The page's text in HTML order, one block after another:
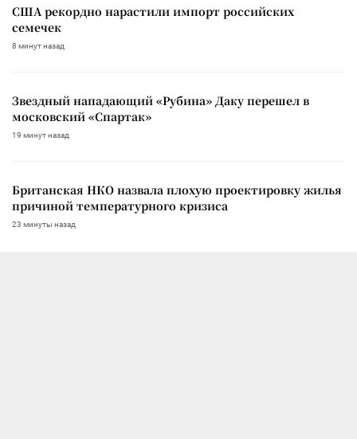
США рекордно нарастили импорт российских
семечек
8 минут назад
Звездный нападающий «Рубина» Даку перешел в
московский «Спартак»
19 минут назад
Британская НКО назвала плохую проектировку жилья
причиной температурного кризиса
23 минуты назад